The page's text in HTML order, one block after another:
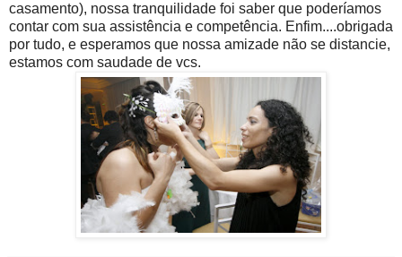
casamento), nossa tranquilidade foi saber que poderíamos
contar com sua assistência e competência. Enfim....obrigada
por tudo, e esperamos que nossa amizade não se distancie,
estamos com saudade de vcs.